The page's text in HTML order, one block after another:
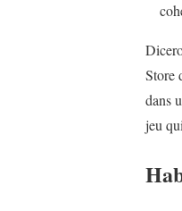
Store
dans
jeu